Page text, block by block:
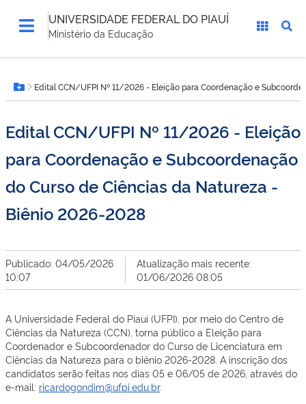
UNIVERSIDADE FEDERAL DO PIAUÍ
Ministério da Educação
está
aqui:Botão Menu
Edital CCN/UFPI Nº 11/2026 - Eleição para Coordenação e
Edital CCN/UFPI Nº 11/2026 - Eleição
para Coordenação e Subcoordenação
do Curso de Ciências da Natureza -
Biênio 2026-2028
Publicado: 04/05/2026
10:07
Atualização mais recente:
01/06/2026 08:05
A Universidade Federal do Piauí (UFPI), por meio do Centro de
Ciências da Natureza (CCN), torna público a Eleição para
Coordenador e Subcoordenador do Curso de Licenciatura em
Ciências da Natureza para o biênio 2026-2028. A inscrição dos
candidatos serão feitas nos dias 05 e 06/05 de 2026, através do
e-mail: ricardogondim@ufpi.edu.br.